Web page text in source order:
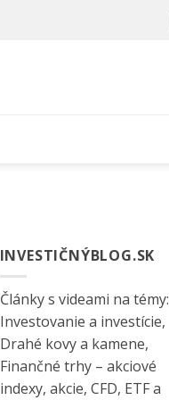
INVESTIČNÝBLOG.SK
Články s videami na témy:
Investovanie a investície,
Drahé kovy a kamene,
Finančné trhy – akciové
indexy, akcie, CFD, ETF a